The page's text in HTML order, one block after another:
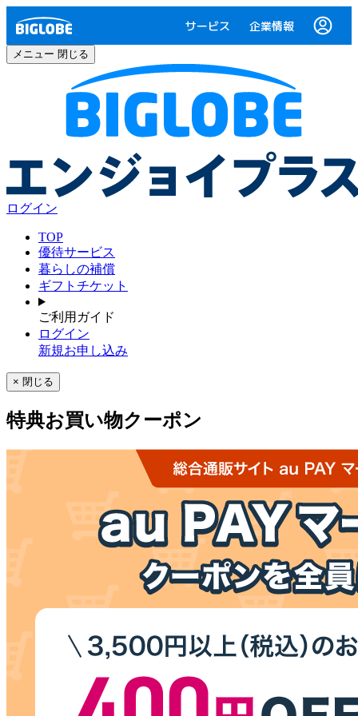
サービス 企業情報
メニュー 閉じる
ログイン
TOP
優待サービス
暮らしの補償
ギフトチケット
ご利用ガイド
ログイン
新規お申し込み
× 閉じる
特典お買い物クーポン